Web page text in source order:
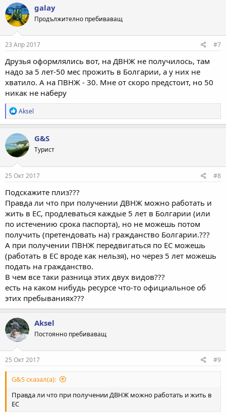
galay
Продължително пребиваващ
23 Апр 2017 #7
Друзья оформлялись вот, на ДВНЖ не получилось, там
надо за 5 лет-50 мес прожить в Болгарии, а у них не
хватило. А на ПВНЖ - 30. Мне от скоро предстоит, но 50
никак не наберу
Р
е
а
к
ц
и
и
:
Aksel
G&S
Турист
25 Окт 2017 #8
Подскажите плиз???
Правда ли что при получении ДВНЖ можно работать и
жить в ЕС, продлеваться каждые 5 лет в Болгарии (или
по истечению срока паспорта), но не можешь потом
получить (претендовать на) гражданство Болгарии.???
А при получении ПВНЖ передвигаться по ЕС можешь
(работать в ЕС вроде как нельзя), но через 5 лет можешь
подать на гражданство.
В чем все таки разница этих двух видов???
есть на каком нибудь ресурсе что-то официальное об
этих пребываниях???
Aksel
Постоянно пребиваващ
25 Окт 2017 #9
G&S сказал(а):
Правда ли что при получении ДВНЖ можно работать и жить в
ЕС